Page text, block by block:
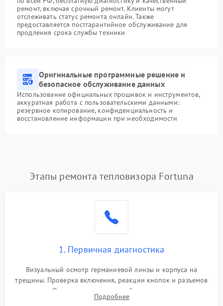
ремонт, включая срочный ремонт. Клиенты могут
отслеживать статус ремонта онлайн. Также
предоставляется постгарантийное обслуживание для
продления срока службы техники
Оригинальные программные решение и
безопасное обслуживание данных
Использование официальных прошивок и инструментов,
аккуратная работа с пользовательскими данными:
резервное копирование, конфиденциальность и
восстановление информации при необходимости
Этапы ремонта тепловизора Fortuna
1. Первичная диагностика
Визуальный осмотр германиевой линзы и корпуса на
трещины. Проверка включения, реакции кнопок и разъемов
зарядки. Оценка вывода тепловой сигнатуры на экран,
проверка базовых функций и считывание системных
Подробнее